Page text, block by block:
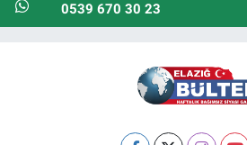
0539 670 30 23